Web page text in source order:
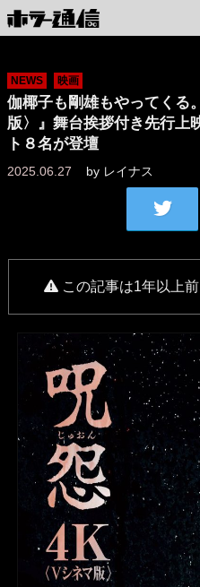
NEWS 映画
伽椰子も剛雄もやってく
版〉』舞台挨拶付き先行
ト８名が登壇
2025.06.27 by レイナス
この記事は1年以上